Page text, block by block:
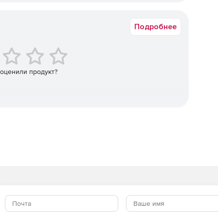
добиться эффективного равновесия между
Пользовательские данные и приложения
стабильность системы поддерживается благодаря
Подробнее
продукт?